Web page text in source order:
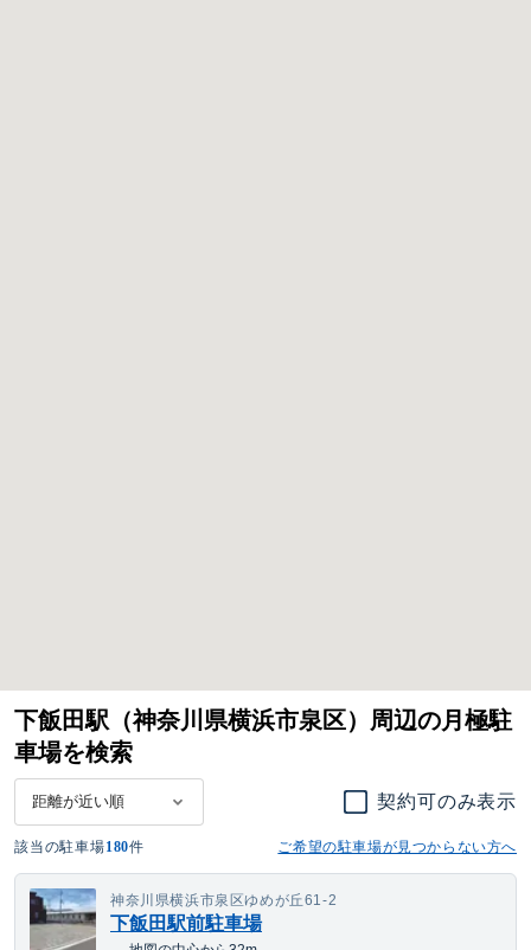
下飯田駅（神奈川県横浜市泉区）周辺の月極駐
車場を検索
契約可のみ表示
該当の駐車場180件 ご希望の駐車場が見つからない方へ
神奈川県横浜市泉区ゆめが丘61-2
下飯田駅前駐車場